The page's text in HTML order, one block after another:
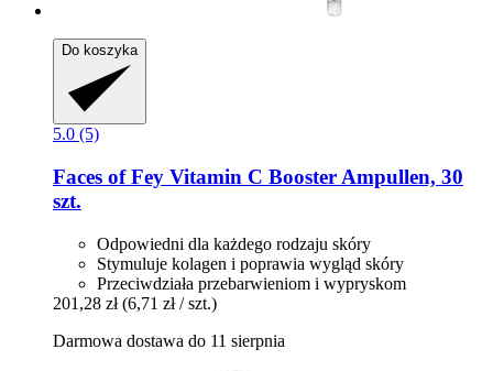
Do koszyka
5.0 (5)
Faces of Fey Vitamin C Booster Ampullen, 30
szt.
Odpowiedni dla każdego rodzaju skóry
Stymuluje kolagen i poprawia wygląd skóry
Przeciwdziała przebarwieniom i wypryskom
201,28 zł (6,71 zł / szt.)
Darmowa dostawa do 11 sierpnia